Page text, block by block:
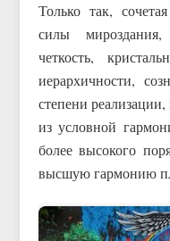
Только так,
силы
четкость,
иерархичности,
степени
из условной
более высокого
высшую гармонию